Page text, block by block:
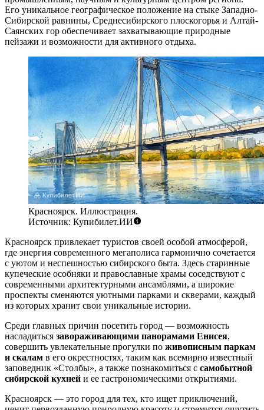
Его уникальное географическое положение на стыке Западно-
Сибирской равнины, Среднесибирского плоскогорья и Алтай-
Саянских гор обеспечивает захватывающие природные
пейзажи и возможности для активного отдыха.
Красноярск. Иллюстрация.
Источник: Купибилет.ИИ
Красноярск привлекает туристов своей особой атмосферой,
где энергия современного мегаполиса гармонично сочетается
с уютом и неспешностью сибирского быта. Здесь старинные
купеческие особняки и православные храмы соседствуют с
современными архитектурными ансамблями, а широкие
проспекты сменяются уютными парками и скверами, каждый
из которых хранит свои уникальные истории.
Среди главных причин посетить город — возможность
насладиться завораживающими панорамами Енисея,
совершить увлекательные прогулки по живописным паркам
и скалам в его окрестностях, таким как всемирно известный
заповедник «Столбы», а также познакомиться с самобытной
сибирской кухней и ее гастрономическими открытиями.
Красноярск — это город для тех, кто ищет приключений,